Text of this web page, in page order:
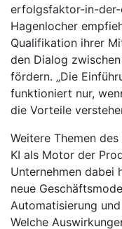
erfolgsfaktor-in-
Hagenlocher
Qualifikation ihrer
den Dialog
fördern. „Die
funktioniert nur,
die Vorteile
Weitere Themen
KI als Motor der
Unternehmen dabei
neue
Automatisierung
Welche